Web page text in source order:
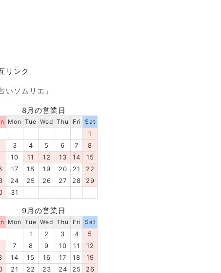
リンク
いソムリエ」
8月の営業日
Mon Tue Wed Thu Fri Sat
1
3 4 5 6 7
8
10 11 12 13 14
15
17 18 19 20 21
22
24 25 26 27 28
29
31
9月の営業日
Mon Tue Wed Thu Fri Sat
1 2 3 4
5
7 8 9 10 11
12
14 15 16 17 18
19
21 22 23 24 25 26